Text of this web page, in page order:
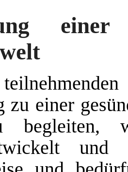
einer
zu einer